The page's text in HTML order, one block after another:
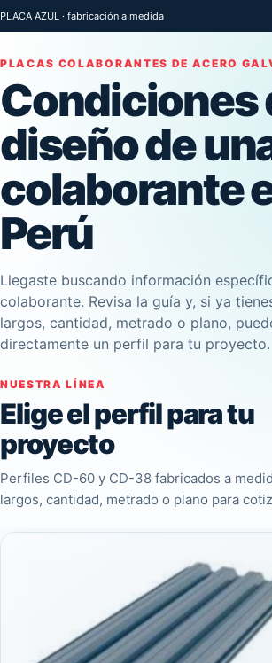
PLACA AZUL · fabricación a medida
PLACAS COLABORANTES DE ACERO
Condiciones
diseño de
colaborante
Perú
Llegaste buscando información
colaborante. Revisa la guía y, si ya
largos, cantidad, metrado o plano,
directamente un perfil para tu proyecto.
NUESTRA LÍNEA
Elige el perfil para tu
proyecto
Perfiles CD-60 y CD-38 fabricados a
largos, cantidad, metrado o plano para